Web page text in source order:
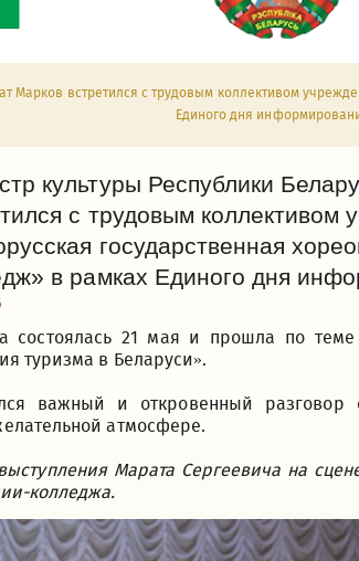
Марков встретился с трудовым коллективом
Единого дня
культуры Республики
с трудовым коллективом
государственная
в рамках Единого дня
состоялась 21 мая и прошла по
туризма в Беларуси».
важный и откровенный
атмосфере.
Марата Сергеевича на
колледжа.